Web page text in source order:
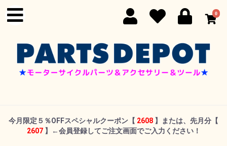
0
今月限定５％OFFスペシャルクーポン 【 2608 】または、先月分【
2607】←会員登録してご注文画面でご入力ください！